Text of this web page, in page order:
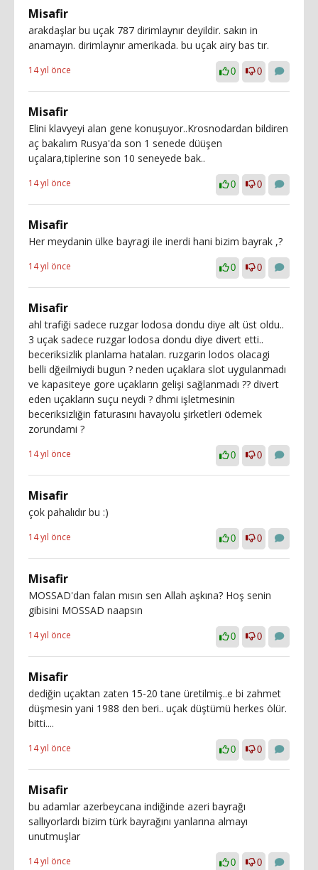
Misafir
arakdaşlar bu uçak 787 dirimlaynır deyildir. sakın in
anamayın. dirimlaynır amerikada. bu uçak airy bas tır.
14 yıl önce 0 0
Misafir
Elini klavyeyi alan gene konuşuyor..Krosnodardan bildiren
aç bakalım Rusya'da son 1 senede düüşen
uçalara,tiplerine son 10 seneyede bak..
14 yıl önce 0 0
Misafir
Her meydanin ülke bayragi ile inerdi hani bizim bayrak ,?
14 yıl önce 0 0
Misafir
ahl trafiği sadece ruzgar lodosa dondu diye alt üst oldu..
3 uçak sadece ruzgar lodosa dondu diye divert etti..
beceriksizlik planlama hataları. ruzgarin lodos olacagi
belli dğeilmiydi bugun ? neden uçaklara slot uygulanmadı
ve kapasiteye gore uçakların gelişi sağlanmadı ?? divert
eden uçakların suçu neydi ? dhmi işletmesinin
beceriksizliğin faturasını havayolu şirketleri ödemek
zorundami ?
14 yıl önce 0 0
Misafir
çok pahalıdır bu :)
14 yıl önce 0 0
Misafir
MOSSAD'dan falan mısın sen Allah aşkına? Hoş senin
gibisini MOSSAD naapsın
14 yıl önce 0 0
Misafir
dediğin uçaktan zaten 15-20 tane üretilmiş..e bi zahmet
düşmesin yani 1988 den beri.. uçak düştümü herkes ölür.
bitti....
14 yıl önce 0 0
Misafir
bu adamlar azerbeycana indiğinde azeri bayrağı
sallıyorlardı bizim türk bayrağını yanlarına almayı
unutmuşlar
14 yıl önce 0 0